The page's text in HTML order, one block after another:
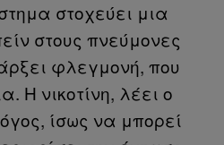
στοχεύει μια
στους πνεύμονες
φλεγμονή, που
Η νικοτίνη, λέει ο
ίσως να μπορεί